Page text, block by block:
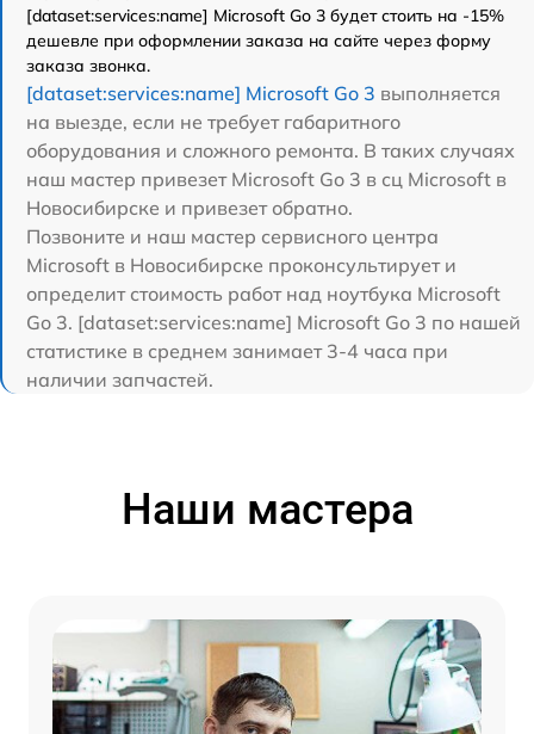
[dataset:services:name] Microsoft Go 3 будет стоить на -15%
дешевле при оформлении заказа на сайте через форму
заказа звонка.
[dataset:services:name] Microsoft Go 3 выполняется
на выезде, если не требует габаритного
оборудования и сложного ремонта. В таких случаях
наш мастер привезет Microsoft Go 3 в сц Microsoft в
Новосибирске и привезет обратно.
Позвоните и наш мастер сервисного центра
Microsoft в Новосибирске проконсультирует и
определит стоимость работ над ноутбука Microsoft
Go 3. [dataset:services:name] Microsoft Go 3 по нашей
статистике в среднем занимает 3-4 часа при
наличии запчастей.
Наши мастера